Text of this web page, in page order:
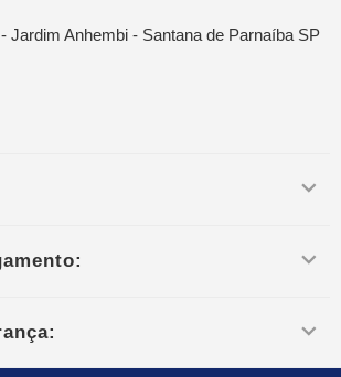
Jardim Anhembi - Santana de Parnaíba SP